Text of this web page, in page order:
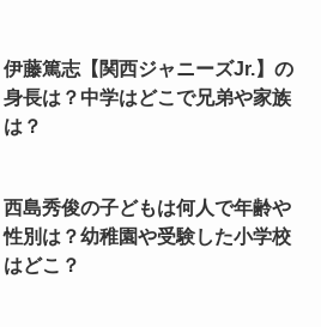
伊藤篤志【関西ジャニーズJr.】の
身長は？中学はどこで兄弟や家族
は？
西島秀俊の子どもは何人で年齢や
性別は？幼稚園や受験した小学校
はどこ？